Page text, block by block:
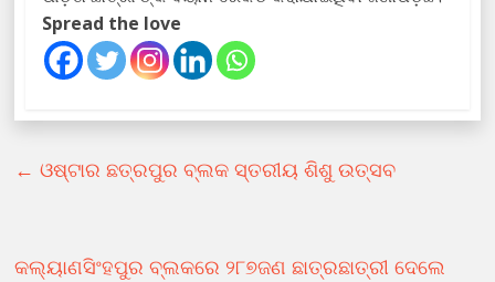
Spread the love
← ଓଷ୍ଟାର ଛତ୍ରପୁର ବ୍ଲକ ସ୍ତରୀୟ ଶିଶୁ ଉତ୍ସବ
କଲ୍ୟାଣସିଂହପୁର ବ୍ଲକରେ ୨୮୭ଜଣ ଛାତ୍ରଛାତ୍ରୀ ଦେଲେ